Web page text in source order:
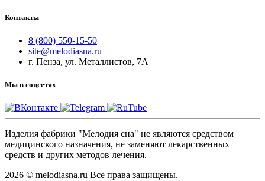
Контакты
8 (800) 550-15-50
site@melodiasna.ru
г. Пенза, ул. Металлистов, 7А
Мы в соцсетях
Изделия фабрики "Мелодия сна" не являются средством
медицинского назначения, не заменяют лекарственных
средств и других методов лечения.
2026 © melodiasna.ru Все права защищены.